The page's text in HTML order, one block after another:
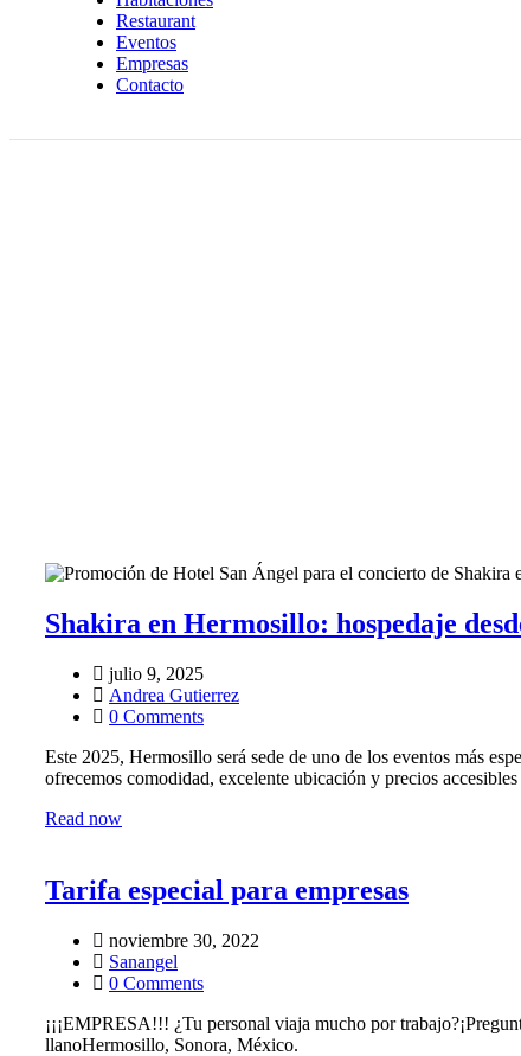
Restaurant
Eventos
Empresas
Contacto
Shakira en Hermosillo: hospedaje
julio 9, 2025
Andrea Gutierrez
0 Comments
Este 2025, Hermosillo será sede de uno de los eventos más
ofrecemos comodidad, excelente ubicación y precios
Read now
Tarifa especial para empresas
noviembre 30, 2022
Sanangel
0 Comments
¡¡¡EMPRESA!!! ¿Tu personal viaja mucho por
llanoHermosillo, Sonora, México.